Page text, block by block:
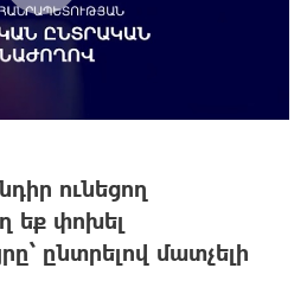
ունեցող
եք փոխել
ընտրելով մատչելի